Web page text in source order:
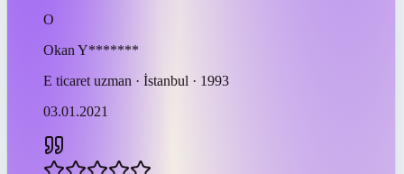
O
Okan Y*******
E ticaret uzman · İstanbul · 1993
03.01.2021